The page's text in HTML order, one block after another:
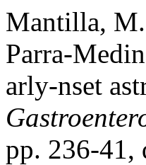
Mantilla, M.
Parra-
arly-nset
pp. 236-41,